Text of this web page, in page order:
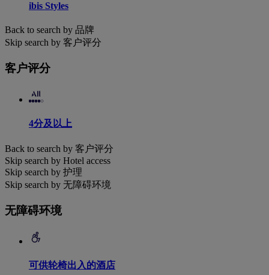
ibis Styles
Back to search by 品牌
Skip search by 客户评分
客户评分
4分及以上
Back to search by 客户评分
Skip search by Hotel access
Skip search by 护理
Skip search by 无障碍环境
无障碍环境
可供轮椅出入的酒店